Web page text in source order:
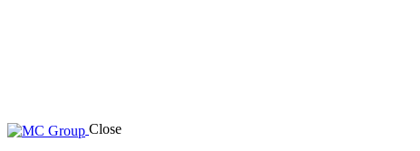
Close